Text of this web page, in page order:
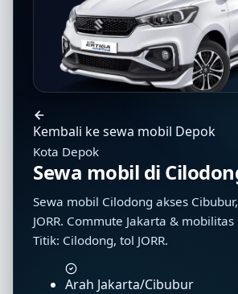
Kembali ke sewa mobil Depok
Kota Depok
Sewa mobil di
Sewa mobil Cilodong akses
JORR. Commute Jakarta &
Titik: Cilodong, tol JORR.
Arah Jakarta/Cibubur